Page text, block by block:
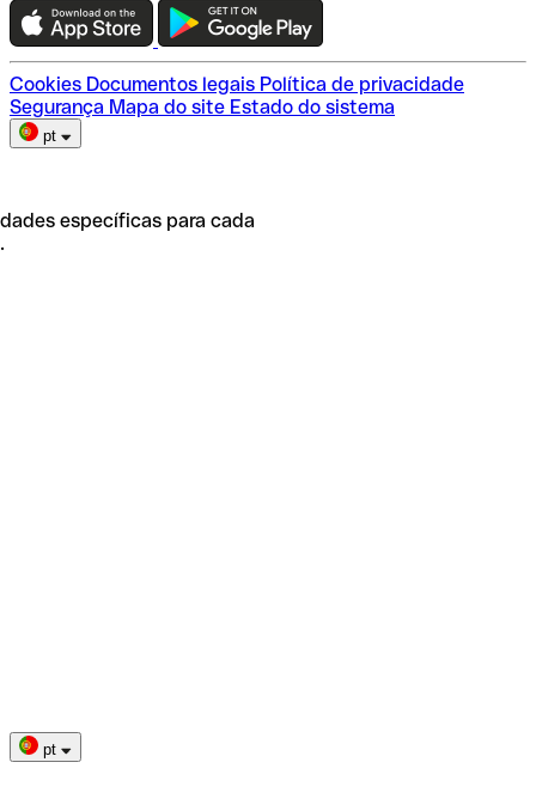
Escolha do plano
Cookies Documentos legais Política de privacidade
Segurança Mapa do site Estado do sistema
pt
específicas para cada
pt